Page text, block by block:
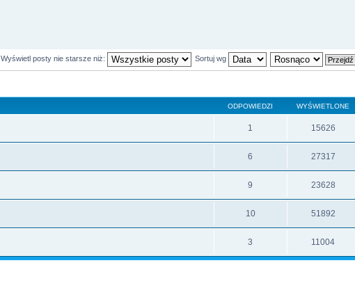
Wyświetl posty nie starsze niż: Sortuj wg
ODPOWIEDZI WYŚWIETLONE
1 15626
6 27317
9 23628
10 51892
3 11004